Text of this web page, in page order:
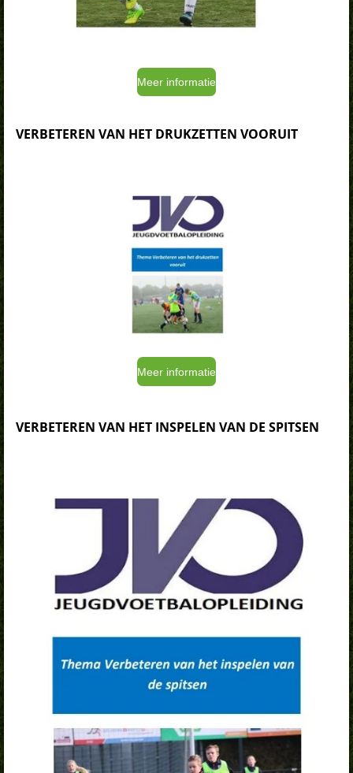
Meer informatie
VERBETEREN VAN HET DRUKZETTEN VOORUIT
Meer informatie
VERBETEREN VAN HET INSPELEN VAN DE SPITSEN